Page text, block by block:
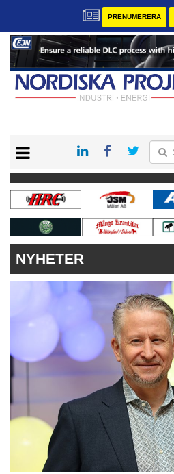
PRENUMERERA
KONTAKT
VÅRA ANDRA MAGASIN
PRENUMERERA
ANNONSERA
NYHETER